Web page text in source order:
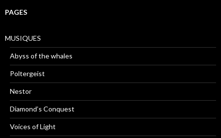
PAGES
MUSIQUES
Abyss of the whales
Poltergeist
Nestor
Diamond’s Conquest
Voices of Light